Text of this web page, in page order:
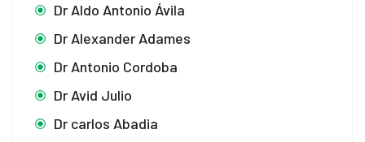
Dr Aldo Antonio Ávila
Dr Alexander Adames
Dr Antonio Cordoba
Dr Avid Julio
Dr carlos Abadia